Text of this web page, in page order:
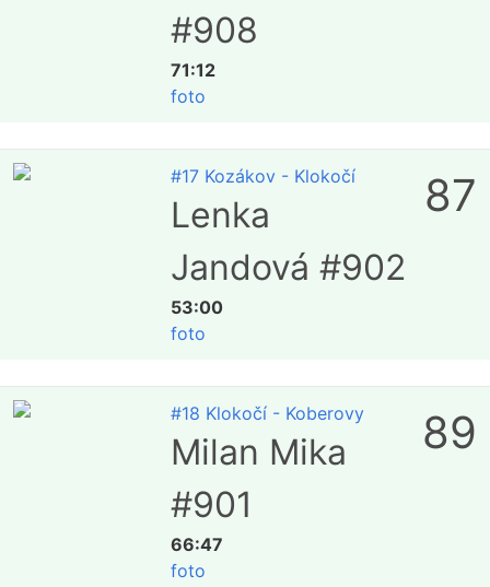
#908
71:12
foto
#17 Kozákov - Klokočí
Lenka
Jandová #902
53:00
foto
87
#18 Klokočí - Koberovy
Milan Mika
#901
66:47
foto
89